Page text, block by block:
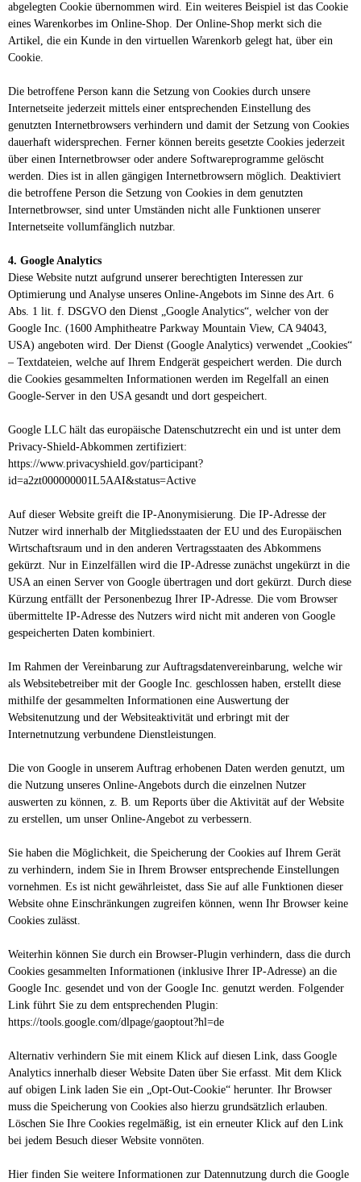
abgelegten Cookie übernommen wird. Ein weiteres Beispiel ist das Cookie
eines Warenkorbes im Online-Shop. Der Online-Shop merkt sich die
Artikel, die ein Kunde in den virtuellen Warenkorb gelegt hat, über ein
Cookie.
Die betroffene Person kann die Setzung von Cookies durch unsere
Internetseite jederzeit mittels einer entsprechenden Einstellung des
genutzten Internetbrowsers verhindern und damit der Setzung von Cookies
dauerhaft widersprechen. Ferner können bereits gesetzte Cookies jederzeit
über einen Internetbrowser oder andere Softwareprogramme gelöscht
werden. Dies ist in allen gängigen Internetbrowsern möglich. Deaktiviert
die betroffene Person die Setzung von Cookies in dem genutzten
Internetbrowser, sind unter Umständen nicht alle Funktionen unserer
Internetseite vollumfänglich nutzbar.
4. Google Analytics
Diese Website nutzt aufgrund unserer berechtigten Interessen zur
Optimierung und Analyse unseres Online-Angebots im Sinne des Art. 6
Abs. 1 lit. f. DSGVO den Dienst „Google Analytics“, welcher von der
Google Inc. (1600 Amphitheatre Parkway Mountain View, CA 94043,
USA) angeboten wird. Der Dienst (Google Analytics) verwendet „Cookies“
– Textdateien, welche auf Ihrem Endgerät gespeichert werden. Die durch
die Cookies gesammelten Informationen werden im Regelfall an einen
Google-Server in den USA gesandt und dort gespeichert.
Google LLC hält das europäische Datenschutzrecht ein und ist unter dem
Privacy-Shield-Abkommen zertifiziert:
https://www.privacyshield.gov/participant?
id=a2zt000000001L5AAI&status=Active
Auf dieser Website greift die IP-Anonymisierung. Die IP-Adresse der
Nutzer wird innerhalb der Mitgliedsstaaten der EU und des Europäischen
Wirtschaftsraum und in den anderen Vertragsstaaten des Abkommens
gekürzt. Nur in Einzelfällen wird die IP-Adresse zunächst ungekürzt in die
USA an einen Server von Google übertragen und dort gekürzt. Durch diese
Kürzung entfällt der Personenbezug Ihrer IP-Adresse. Die vom Browser
übermittelte IP-Adresse des Nutzers wird nicht mit anderen von Google
gespeicherten Daten kombiniert.
Im Rahmen der Vereinbarung zur Auftragsdatenvereinbarung, welche wir
als Websitebetreiber mit der Google Inc. geschlossen haben, erstellt diese
mithilfe der gesammelten Informationen eine Auswertung der
Websitenutzung und der Websiteaktivität und erbringt mit der
Internetnutzung verbundene Dienstleistungen.
Die von Google in unserem Auftrag erhobenen Daten werden genutzt, um
die Nutzung unseres Online-Angebots durch die einzelnen Nutzer
auswerten zu können, z. B. um Reports über die Aktivität auf der Website
zu erstellen, um unser Online-Angebot zu verbessern.
Sie haben die Möglichkeit, die Speicherung der Cookies auf Ihrem Gerät
zu verhindern, indem Sie in Ihrem Browser entsprechende Einstellungen
vornehmen. Es ist nicht gewährleistet, dass Sie auf alle Funktionen dieser
Website ohne Einschränkungen zugreifen können, wenn Ihr Browser keine
Cookies zulässt.
Weiterhin können Sie durch ein Browser-Plugin verhindern, dass die durch
Cookies gesammelten Informationen (inklusive Ihrer IP-Adresse) an die
Google Inc. gesendet und von der Google Inc. genutzt werden. Folgender
Link führt Sie zu dem entsprechenden Plugin:
https://tools.google.com/dlpage/gaoptout?hl=de
Alternativ verhindern Sie mit einem Klick auf diesen Link, dass Google
Analytics innerhalb dieser Website Daten über Sie erfasst. Mit dem Klick
auf obigen Link laden Sie ein „Opt-Out-Cookie“ herunter. Ihr Browser
muss die Speicherung von Cookies also hierzu grundsätzlich erlauben.
Löschen Sie Ihre Cookies regelmäßig, ist ein erneuter Klick auf den Link
bei jedem Besuch dieser Website vonnöten.
Hier finden Sie weitere Informationen zur Datennutzung durch die Google